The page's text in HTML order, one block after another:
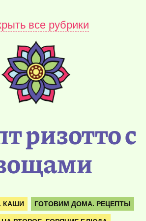
все рубрики
ризотто с
КАШИ ГОТОВИМ ДОМА. РЕЦЕПТЫ